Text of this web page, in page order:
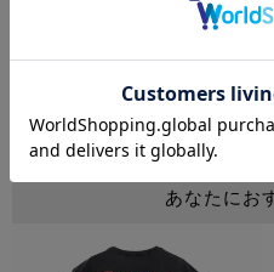
BENUSTA(ベヌスタ)クルーネック
¥5,478(税込)
あなたにお